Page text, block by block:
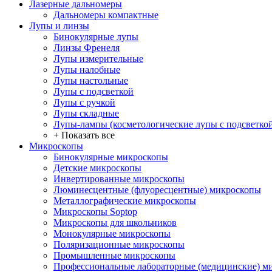
Лазерные дальномеры
Дальномеры компактные
Лупы и линзы
Бинокулярные лупы
Линзы Френеля
Лупы измерительные
Лупы налобные
Лупы настольные
Лупы с подсветкой
Лупы с ручкой
Лупы складные
Лупы-лампы (косметологические лупы с
+ Показать все
Микроскопы
Бинокулярные микроскопы
Детские микроскопы
Инвертированные микроскопы
Люминесцентные (флуоресцентные) микроскопы
Металлографические микроскопы
Микроскопы Soptop
Микроскопы для школьников
Монокулярные микроскопы
Поляризационные микроскопы
Промышленные микроскопы
Профессиональные лабораторные (медицинские)